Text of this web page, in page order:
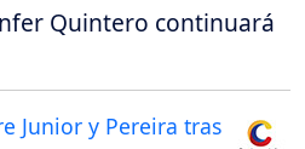
Quintero continuará